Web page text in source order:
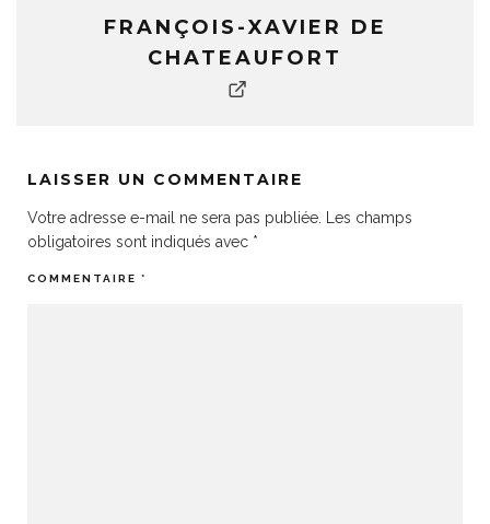
FRANÇOIS-XAVIER DE
CHATEAUFORT
LAISSER UN COMMENTAIRE
Votre adresse e-mail ne sera pas publiée.
Les champs
obligatoires sont indiqués avec *
COMMENTAIRE *